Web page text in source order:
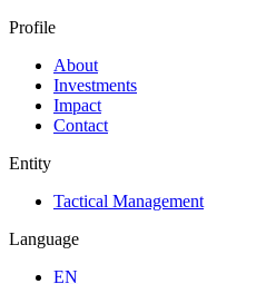
Profile
About
Investments
Impact
Contact
Entity
Tactical Management
Language
EN